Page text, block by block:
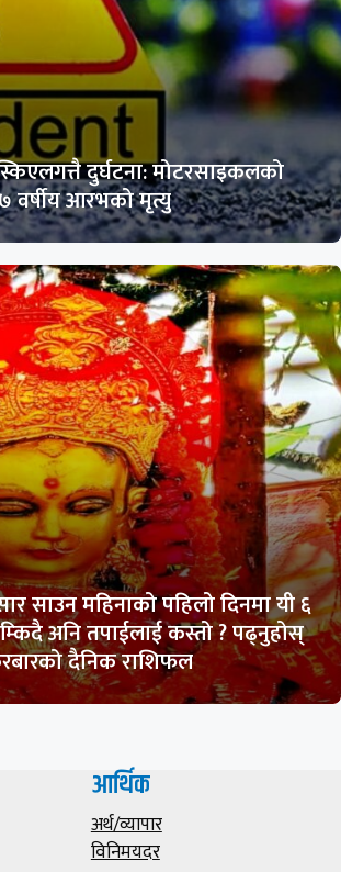
दुर्घटना: मोटरसाइकलको
वर्षीय आरभको मृत्यु
साउन महिनाको पहिलो दिनमा यी ६
अनि तपाईलाई कस्तो ? पढ्नुहोस्
दैनिक राशिफल
आर्थिक
अर्थ/व्यापार
विनिमयदर